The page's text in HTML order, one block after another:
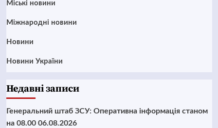
Mіські новини
Міжнародні новини
Новини
Новини України
Недавні записи
Генеральний штаб ЗСУ: Оперативна інформація станом
на 08.00 06.08.2026